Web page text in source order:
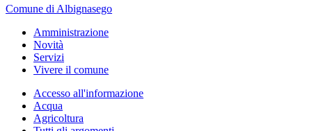
Comune di Albignasego
Amministrazione
Novità
Servizi
Vivere il comune
Accesso all'informazione
Acqua
Agricoltura